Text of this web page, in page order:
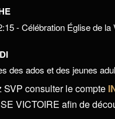
- Célébration Église de la
des ados et des jeunes
SVP consulter le compte
VICTOIRE afin de